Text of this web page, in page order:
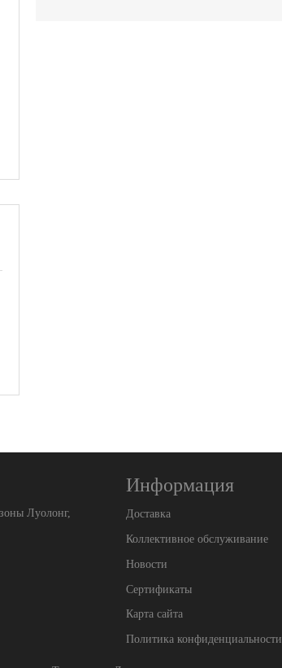
Луолонг,
Информация
Доставка
Коллективное обслуживание
Новости
Сертификаты
Карта сайта
Политика конфиденциальности